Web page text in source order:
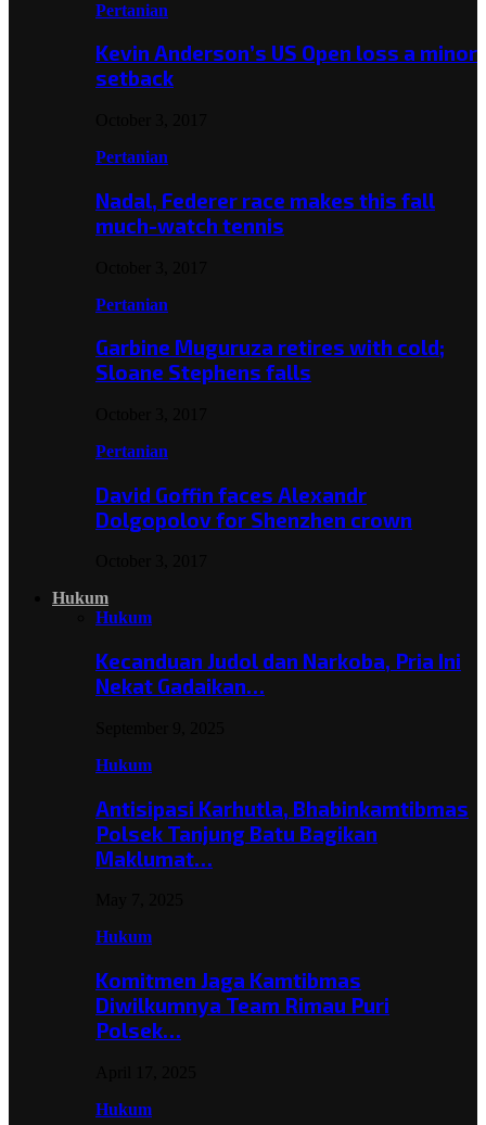
Pertanian
Kevin Anderson’s US Open loss a minor
setback
Pertanian
Nadal, Federer race makes this fall
much-watch tennis
Pertanian
Garbine Muguruza retires with cold;
Sloane Stephens falls
Pertanian
David Goffin faces Alexandr
Dolgopolov for Shenzhen crown
Hukum
Hukum
Kecanduan Judol dan Narkoba, Pria Ini
Nekat Gadaikan…
Hukum
Antisipasi Karhutla, Bhabinkamtibmas
Polsek Tanjung Batu Bagikan
Maklumat…
Hukum
Komitmen Jaga Kamtibmas
Diwilkumnya Team Rimau Puri
Polsek…
Hukum